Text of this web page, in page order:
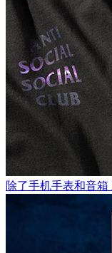
除了手机手表和音